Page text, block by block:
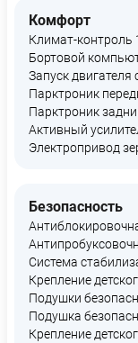
Комфорт
Климат-контроль
Бортовой
Запуск двигателя
Парктроник
Парктроник
Активный
Электропривод
Безопасность
Система
Крепление
Подушки
Подушка
Крепление